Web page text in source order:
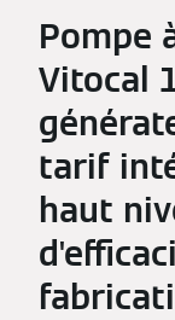
Pompe
Vitocal
tarif
haut